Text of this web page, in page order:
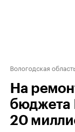
Вологодская
На
бюджета
20